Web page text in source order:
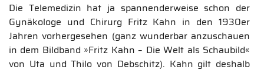
Die Telemedizin hat ja spannenderweise schon der
Gynäkologe und Chirurg Fritz Kahn in den 1930er
Jahren vorhergesehen (ganz wunderbar anzuschauen
in dem Bildband »Fritz Kahn – Die Welt als Schaubild«
von Uta und Thilo von Debschitz). Kahn gilt deshalb